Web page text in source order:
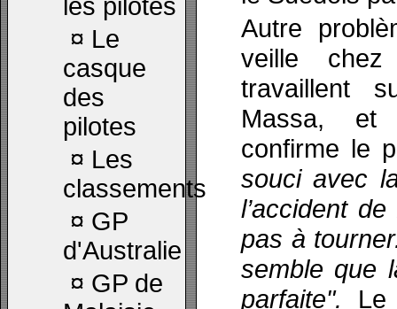
les pilotes
¤ Le
casque
des
pilotes
¤ Les
classements
¤ GP
d'Australie
¤ GP de
Autre
veille chez
travaillent
Massa, et
confirme le
souci avec
l’accident
pas à
semble que
parfaite". Le